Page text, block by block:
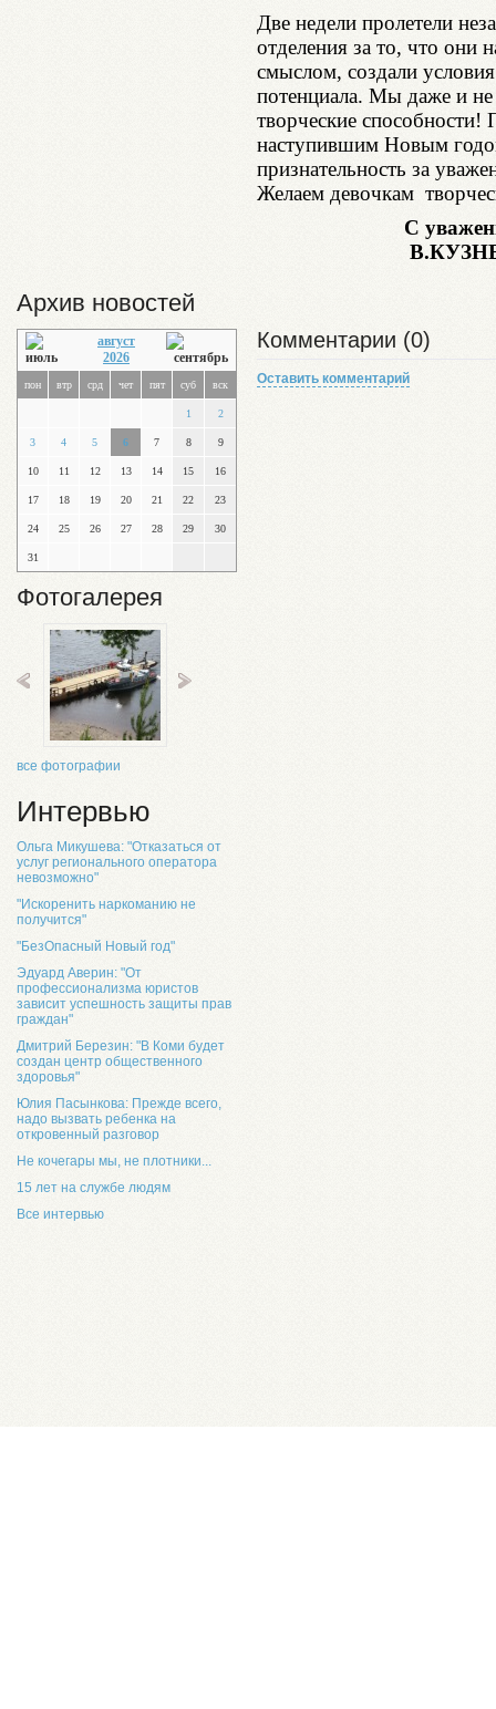
Архив новостей
август
2026
пон втр срд чет пят суб вск
1 2
3 4 5 6 7 8 9
10 11 12 13 14 15 16
17 18 19 20 21 22 23
24 25 26 27 28 29 30
31
Фотогалерея
все фотографии
Интервью
Ольга Микушева: "Отказаться от
услуг регионального оператора
невозможно"
"Искоренить наркоманию не
получится"
"БезОпасный Новый год"
Эдуард Аверин: "От
профессионализма юристов
зависит успешность защиты прав
граждан"
Дмитрий Березин: "В Коми будет
создан центр общественного
здоровья"
Юлия Пасынкова: Прежде всего,
надо вызвать ребенка на
откровенный разговор
Не кочегары мы, не плотники...
15 лет на службе людям
Все интервью
Две недели пролетели
отделения за то, что
смыслом, создали
потенциала. Мы даже и не
творческие способности!
наступившим Новым
признательность за
Желаем девочкам
С
Комментарии (0)
Оставить комментарий